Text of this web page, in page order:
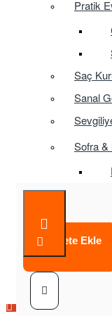
Pratik
Saç
Sanal
Sofra &
Sepete Ekle
Çok Satılan Ürün
Çok Satılan Ürün
Çok Satılan Ürün
Çok Satılan Ürün
Çok Satılan Ürün